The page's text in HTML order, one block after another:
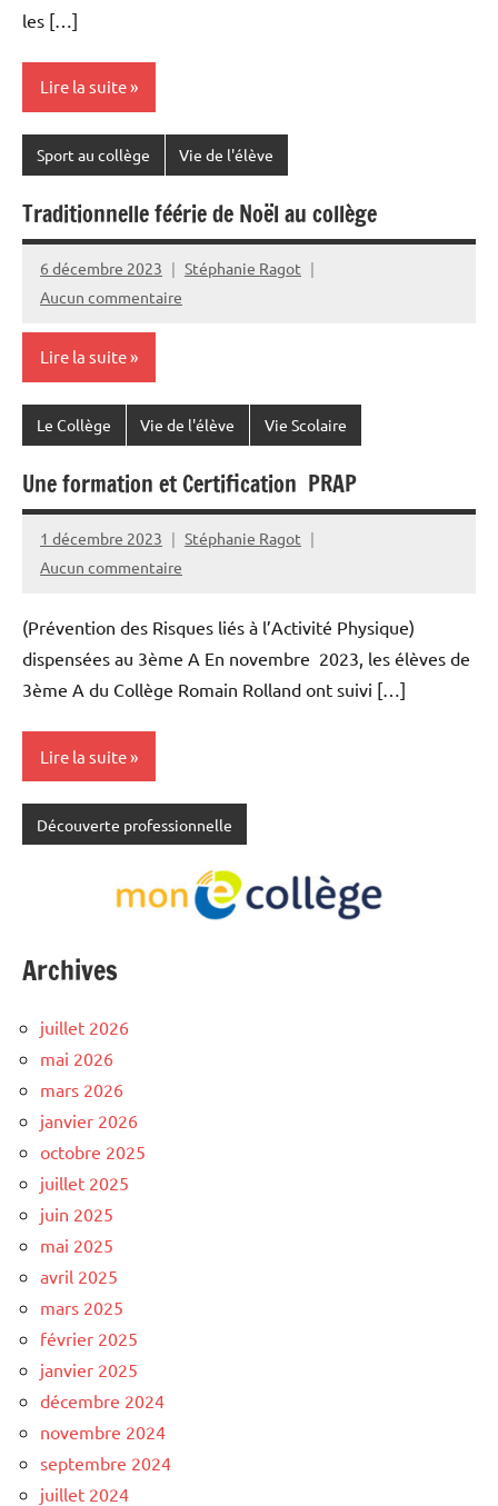
les […]
Lire la suite
Sport au collège Vie de l'élève
Traditionnelle féérie de Noël au collège
6 décembre 2023
Stéphanie Ragot
Aucun commentaire
Lire la suite
Le Collège Vie de l'élève Vie Scolaire
Une formation et Certification PRAP
1 décembre 2023
Stéphanie Ragot
Aucun commentaire
(Prévention des Risques liés à l’Activité Physique)
dispensées au 3ème A En novembre 2023, les élèves de
3ème A du Collège Romain Rolland ont suivi […]
Lire la suite
Découverte professionnelle
Archives
juillet 2026
mai 2026
mars 2026
janvier 2026
octobre 2025
juillet 2025
juin 2025
mai 2025
avril 2025
mars 2025
février 2025
janvier 2025
décembre 2024
novembre 2024
septembre 2024
juillet 2024